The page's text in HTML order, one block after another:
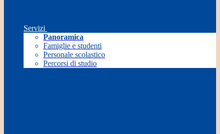
Servizi
Panoramica
Famiglie e studenti
Personale scolastico
Percorsi di studio